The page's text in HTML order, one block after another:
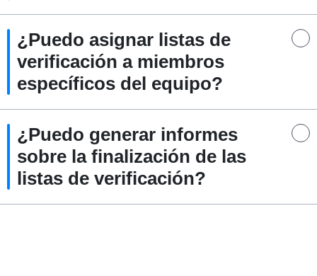
¿Puedo asignar listas de
verificación a miembros
específicos del equipo?
¿Puedo generar informes
sobre la finalización de las
listas de verificación?